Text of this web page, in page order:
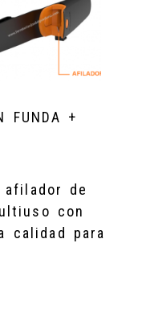
FUNDA +
de
con
calidad para